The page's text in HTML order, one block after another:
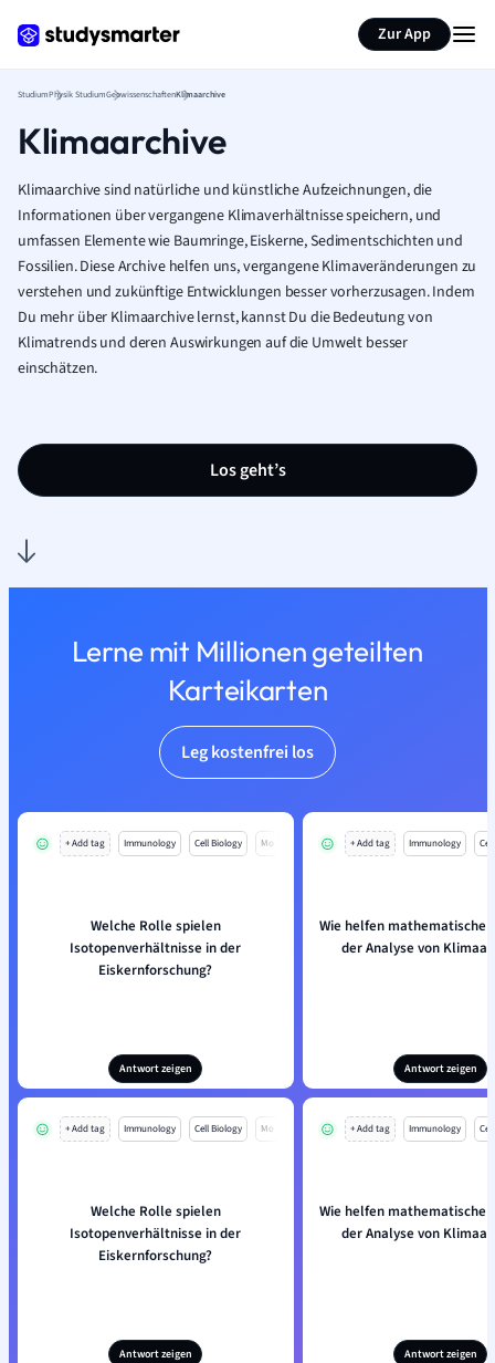
Zur App
StudiumPhysik StudiumGeowissenschaftenKlimaarchive
Klimaarchive
Klimaarchive sind natürliche und künstliche Aufzeichnungen, die
Informationen über vergangene Klimaverhältnisse speichern, und
umfassen Elemente wie Baumringe, Eiskerne, Sedimentschichten und
Fossilien. Diese Archive helfen uns, vergangene Klimaveränderungen zu
verstehen und zukünftige Entwicklungen besser vorherzusagen. Indem
Du mehr über Klimaarchive lernst, kannst Du die Bedeutung von
Klimatrends und deren Auswirkungen auf die Umwelt besser
einschätzen.
Los geht’s
Lerne mit Millionen geteilten
Karteikarten
Leg kostenfrei los
+ Add tag Immunology Cell Biology Mo
Welche Rolle spielen
Isotopenverhältnisse in der
Eiskernforschung?
Antwort zeigen
+ Add tag Immunology
Wie helfen mathematische
der Analyse von
Antwort zeigen
+ Add tag Immunology Cell Biology Mo
Welche Rolle spielen
Isotopenverhältnisse in der
Eiskernforschung?
Antwort zeigen
+ Add tag Immunology
Wie helfen mathematische
der Analyse von
Antwort zeigen